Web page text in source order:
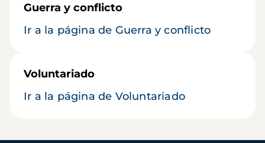
Guerra y conflicto
Ir a la página de Guerra y conflicto
Voluntariado
Ir a la página de Voluntariado